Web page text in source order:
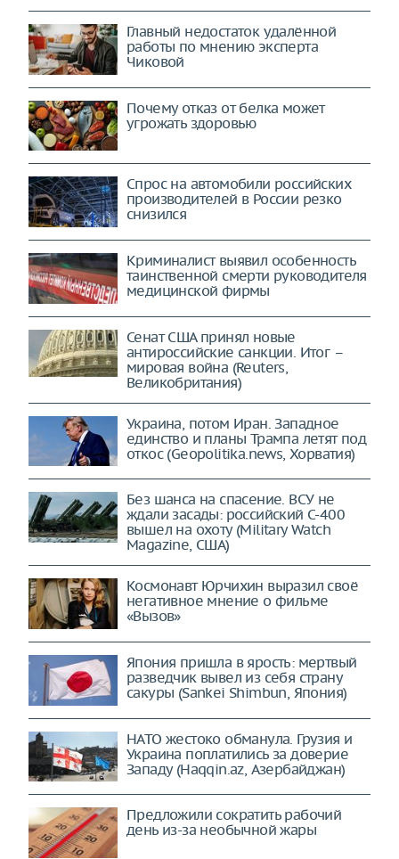
Главный недостаток удалённой
работы по мнению эксперта
Чиковой
Почему отказ от белка может
угрожать здоровью
Спрос на автомобили российских
производителей в России резко
снизился
Криминалист выявил особенность
таинственной смерти руководителя
медицинской фирмы
Сенат США принял новые
антироссийские санкции. Итог –
мировая война (Reuters,
Великобритания)
Украина, потом Иран. Западное
единство и планы Трампа летят под
откос (Geopolitika.news, Хорватия)
Без шанса на спасение. ВСУ не
ждали засады: российский С-400
вышел на охоту (Military Watch
Magazine, США)
Космонавт Юрчихин выразил своё
негативное мнение о фильме
«Вызов»
Япония пришла в ярость: мертвый
разведчик вывел из себя страну
сакуры (Sankei Shimbun, Япония)
НАТО жестоко обманула. Грузия и
Украина поплатились за доверие
Западу (Haqqin.az, Азербайджан)
Предложили сократить рабочий
день из-за необычной жары